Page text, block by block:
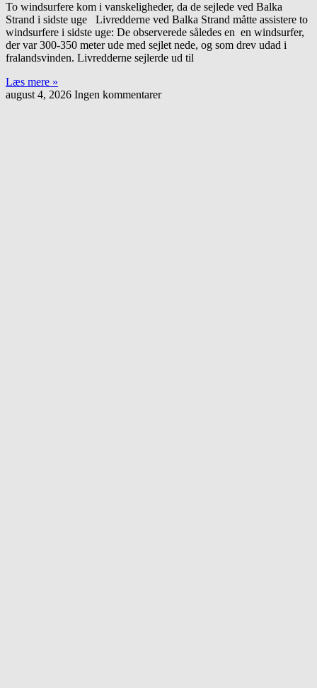
To windsurfere kom i vanskeligheder, da de sejlede ved Balka
Strand i sidste uge Livredderne ved Balka Strand måtte assistere to
windsurfere i sidste uge: De observerede således en en windsurfer,
der var 300-350 meter ude med sejlet nede, og som drev udad i
fralandsvinden. Livredderne sejlerde ud til
Læs mere »
august 4, 2026 Ingen kommentarer